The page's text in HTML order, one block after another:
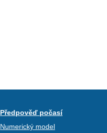
Předpověď počasí
Numerický model